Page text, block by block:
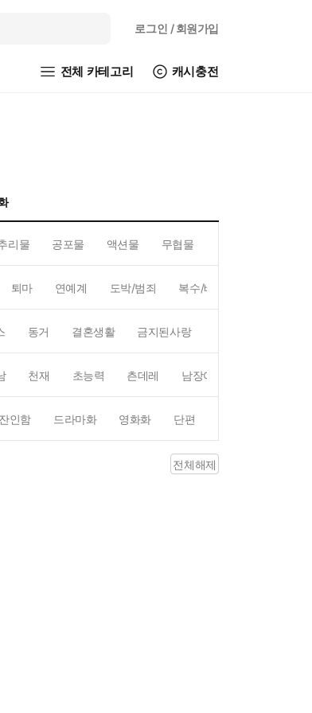
로그인 / 회원가입
전체 카테고리 캐시충전
리물 공포물 액션물 무협물
퇴마 연예계 도박/범죄 복수/배신
동거 결혼생활 금지된사랑
천재 초능력 츤데레 남장여자
잔인함 드라마화 영화화 단편
전체해제